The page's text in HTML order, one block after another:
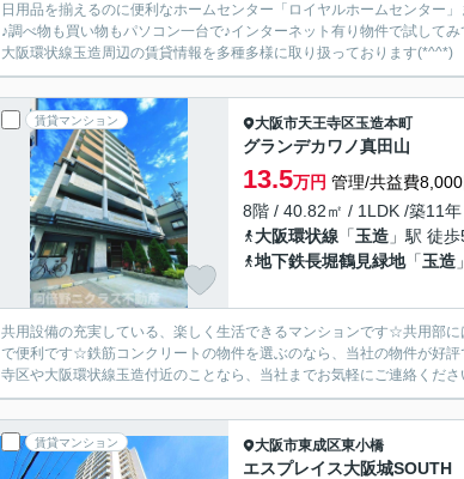
日用品を揃えるのに便利なホームセンター「ロイヤルホームセンター
♪調べ物も買い物もパソコン一台で♪インターネット有り物件で試して
大阪環状線玉造周辺の賃貸情報を多種多様に取り扱っております(*^^*)
賃貸マンション 大阪市天王寺区玉造本町
グランデカワノ真田山
13.5万円 管理/共益費8,000
8階 / 40.82㎡ / 1LDK /築11
大阪環状線 「玉造 」駅 徒
地下鉄長堀鶴見緑地「玉造
共用設備の充実している、楽しく生活できるマンションです☆共用部
で便利です☆鉄筋コンクリートの物件を選ぶのなら、当社の物件が好
寺区や大阪環状線玉造付近のことなら、当社までお気軽にご連絡くだ
賃貸マンション 大阪市東成区東小橋
エスプレイス大阪城SOUTH